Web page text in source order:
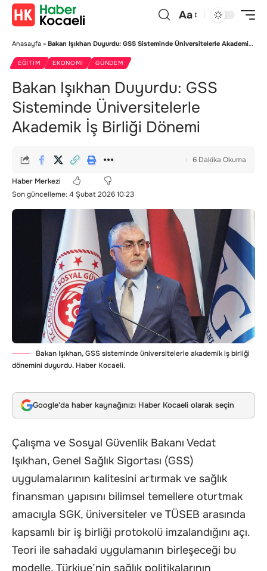
Aa
Anasayfa » Bakan Işıkhan Duyurdu: GSS Sisteminde Üniversitelerle Akademik İş Birliği Dönemi
EĞITIM EKONOMI GÜNDEM
Bakan Işıkhan Duyurdu: GSS
Sisteminde Üniversitelerle
Akademik İş Birliği Dönemi
Son güncelleme: 4 Şubat 2026 10:23
Haber Merkezi
6 Dakika Okuma
Bakan Işıkhan, GSS sisteminde üniversitelerle akademik iş birliği
dönemini duyurdu. Haber Kocaeli.
Google'da haber kaynağınızı Haber Kocaeli olarak seçin
Çalışma ve Sosyal Güvenlik Bakanı Vedat
Işıkhan, Genel Sağlık Sigortası (GSS)
uygulamalarının kalitesini artırmak ve sağlık
finansman yapısını bilimsel temellere oturtmak
amacıyla SGK, üniversiteler ve TÜSEB arasında
kapsamlı bir iş birliği protokolü imzalandığını açı.
Teori ile sahadaki uygulamanın birleşeceği bu
modelle, Türkiye’nin sağlık politikalarının